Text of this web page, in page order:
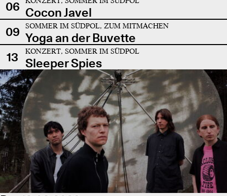
06 Cocon Javel
09
SOMMER IM SÜDPOL, ZUM MITMACHEN
Yoga an der Buvette
13
KONZERT, SOMMER IM SÜDPOL
Sleeper Spies